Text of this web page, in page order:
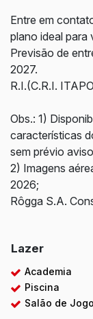
Entre em
plano ideal para
Previsão de
2027.
R.I.(C.R.I.
Obs.: 1)
características
sem prévio
2) Imagens
2026;
Rôgga S.A.
Lazer
Academia
Piscina
Salão de